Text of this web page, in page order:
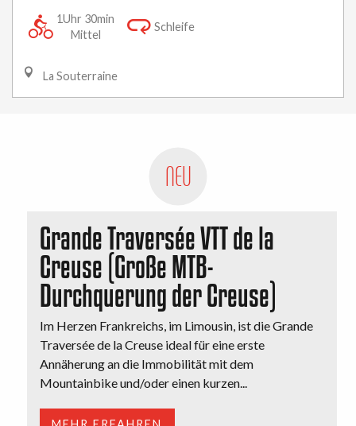
1Uhr 30min
Mittel
Schleife
La Souterraine
NEU
Grande Traversée VTT de la
Creuse (Große MTB-
Durchquerung der Creuse)
Im Herzen Frankreichs, im Limousin, ist die Grande
Traversée de la Creuse ideal für eine erste
Annäherung an die Immobilität mit dem
Mountainbike und/oder einen kurzen...